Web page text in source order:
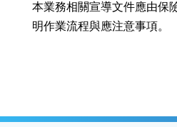
本業務相關宣導文件應由
    明作業流程與應注意事項。